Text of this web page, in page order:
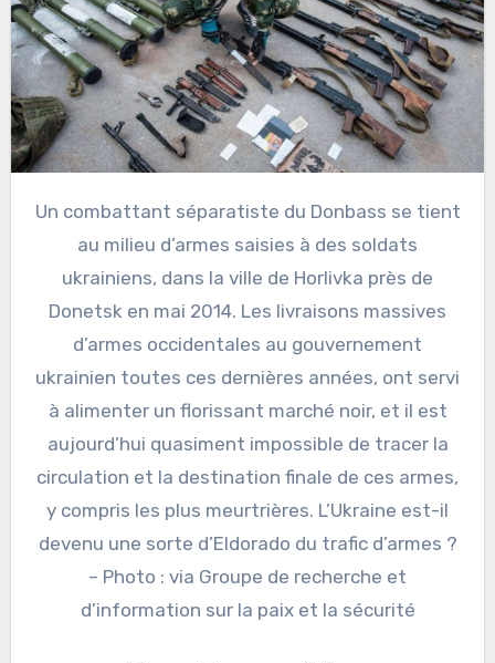
Un combattant séparatiste du Donbass se tient
au milieu d’armes saisies à des soldats
ukrainiens, dans la ville de Horlivka près de
Donetsk en mai 2014. Les livraisons massives
d’armes occidentales au gouvernement
ukrainien toutes ces dernières années, ont servi
à alimenter un florissant marché noir, et il est
aujourd’hui quasiment impossible de tracer la
circulation et la destination finale de ces armes,
y compris les plus meurtrières. L’Ukraine est-il
devenu une sorte d’Eldorado du trafic d’armes ?
– Photo : via Groupe de recherche et
d’information sur la paix et la sécurité